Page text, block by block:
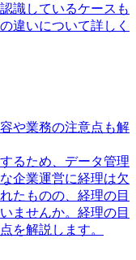
識しているケースも
違いについて詳しく
や業務の注意点も解
るため、データ管理
企業運営に経理は欠
たものの、経理の目
ませんか。経理の目
を解説します。